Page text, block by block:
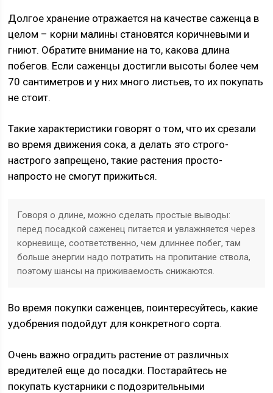
Долгое хранение отражается на качестве саженца в
целом – корни малины становятся коричневыми и
гниют. Обратите внимание на то, какова длина
побегов. Если саженцы достигли высоты более чем
70 сантиметров и у них много листьев, то их покупать
не стоит.
Такие характеристики говорят о том, что их срезали
во время движения сока, а делать это строго-
настрого запрещено, такие растения просто-
напросто не смогут прижиться.
Говоря о длине, можно сделать простые выводы:
перед посадкой саженец питается и увлажняется через
корневище, соответственно, чем длиннее побег, там
больше энергии надо потратить на пропитание ствола,
поэтому шансы на приживаемость снижаются.
Во время покупки саженцев, поинтересуйтесь, какие
удобрения подойдут для конкретного сорта.
Очень важно оградить растение от различных
вредителей еще до посадки. Постарайтесь не
покупать кустарники с подозрительными